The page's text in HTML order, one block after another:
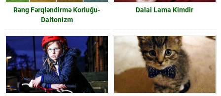
Rəng Fərqləndirmə Korluğu-
Daltonizm
Dalai Lama Kimdir